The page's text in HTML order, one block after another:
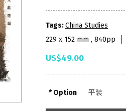
Tags:China Studies
229 x 152 mm , 840pp
US$49.00
Option